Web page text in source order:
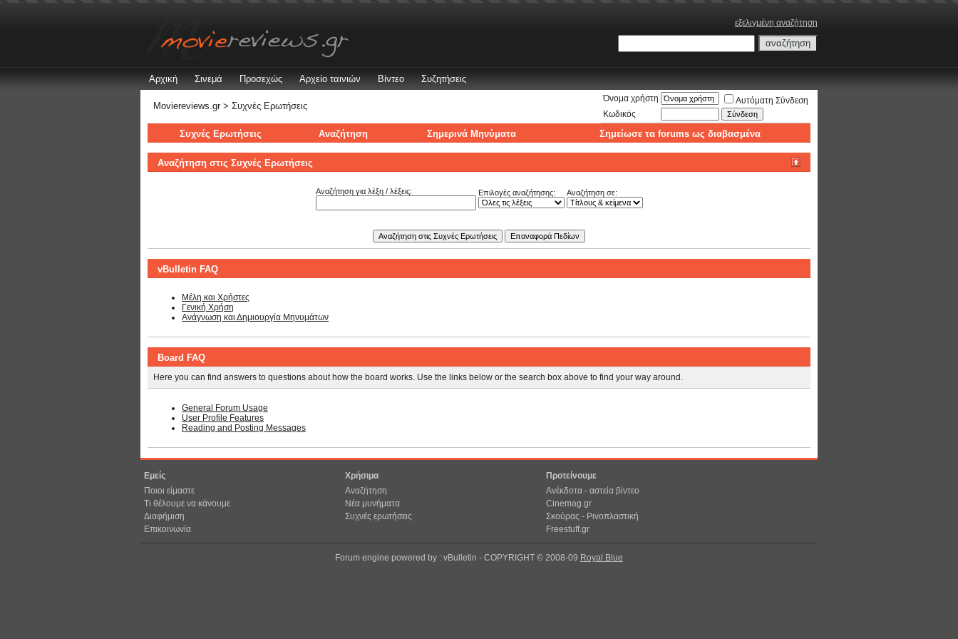
εξελιγμένη αναζήτηση
Αρχική Σινεμά Προσεχώς Αρχείο ταινιών Βίντεο Συζητήσεις
Moviereviews.gr > Συχνές Ερωτήσεις
Όνομα χρήστη
Αυτόματη Σύνδεση
Κωδικός
Συχνές Ερωτήσεις Αναζήτηση Σημερινά Μηνύματα Σημείωσε τα forums ως διαβασμένα
Αναζήτηση στις Συχνές Ερωτήσεις
Αναζήτηση για λέξη / λέξεις: Επιλογές αναζήτησης: Αναζήτηση σε:
vBulletin FAQ
Μέλη και Χρήστες
Γενική Χρήση
Ανάγνωση και Δημιουργία Μηνυμάτων
Board FAQ
Here you can find answers to questions about how the board works. Use the links below or the search box above to find your way around.
General Forum Usage
User Profile Features
Reading and Posting Messages
Εμείς
Ποιοι είμαστε
Τι θέλουμε να κάνουμε
Διαφήμιση
Επικοινωνία
Χρήσιμα
Αναζήτηση
Νέα μυνήματα
Συχνές ερωτήσεις
Προτείνουμε
Ανέκδοτα - αστεία βίντεο
Cinemag.gr
Σκούρας - Ρινοπλαστική
Freestuff.gr
Forum engine powered by : vBulletin - COPYRIGHT © 2008-09 Royal Blue